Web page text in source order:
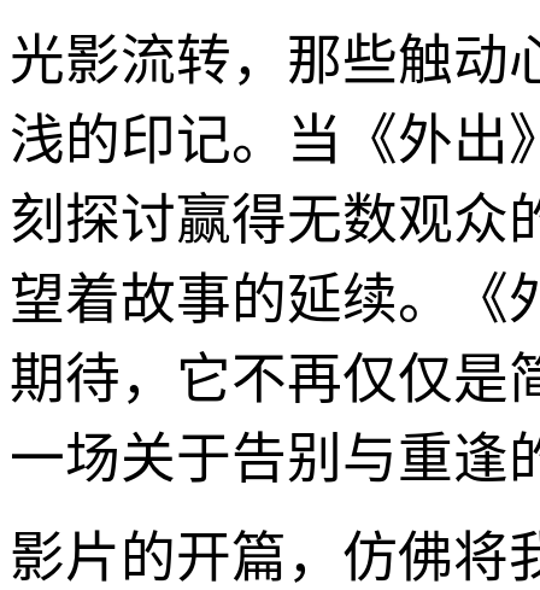
光影流转，那些触动
浅的印记。当《外出
刻探讨赢得无数观众
望着故事的延续。《
期待，它不再仅仅是
一场关于告别与重逢
影片的开篇，仿佛将